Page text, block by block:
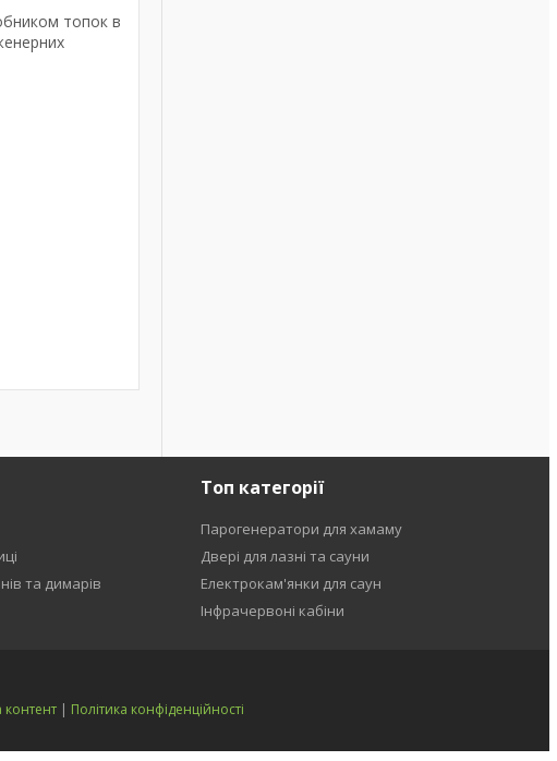
топок в
та димарів
Топ категорії
Парогенератори для хамаму
Двері для лазні та сауни
Електрокам'янки для саун
Інфрачервоні кабіни
| Політика конфіденційності